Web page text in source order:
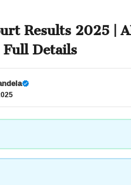
Results 2025 |
Details